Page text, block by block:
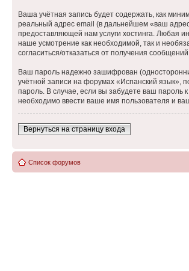
Ваша учётная запись будет содержать, как
реальный адрес email (в дальнейшем «ваш
предоставляющей нам услуги хостинга. Любая
наше усмотрение как необходимой, так и
согласиться/отказаться от получения
Ваш пароль надежно зашифрован
учётной записи на форумах «Испанский язык»,
пароль. В случае, если вы забудете ваш
необходимо ввести ваше имя пользователя и
Вернуться на страницу входа
Список форумов